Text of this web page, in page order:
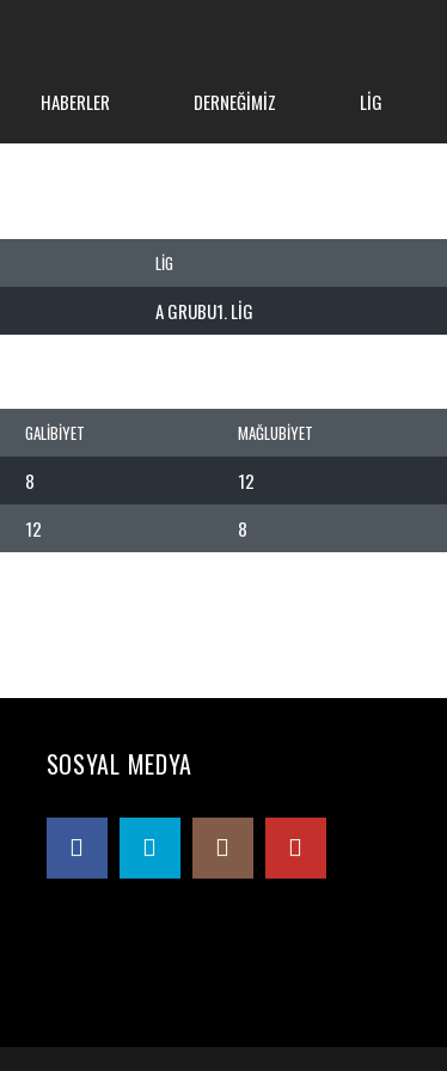
HABERLER DERNEĞIMIZ LIG
LIG
A GRUBU1. LIG
GALIBIYET MAĞLUBIYET
8 12
12 8
SOSYAL MEDYA